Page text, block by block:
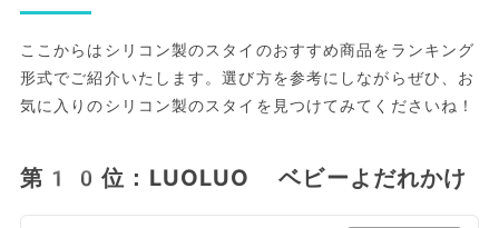
ここからはシリコン製のスタイのおすすめ商品をランキング
形式でご紹介いたします。選び方を参考にしながらぜひ、お
気に入りのシリコン製のスタイを見つけてみてくださいね！
第10位：LUOLUO ベビーよだれかけ